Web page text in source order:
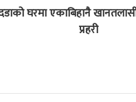
घरमा एकाबिहानै
प्रहरी